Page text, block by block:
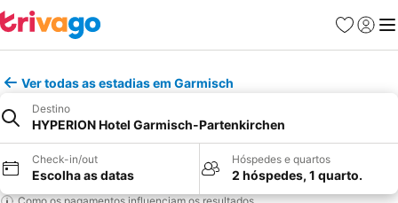
Favoritos
Iniciar
Ver todas as estadias em Garmisch
Destino
HYPERION Hotel Garmisch-Partenkirchen
Check-in/out
Escolha as datas
Hóspedes e quartos
2 hóspedes, 1 quarto.